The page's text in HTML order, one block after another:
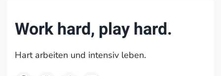
Work hard, play hard.
Hart arbeiten und intensiv leben.